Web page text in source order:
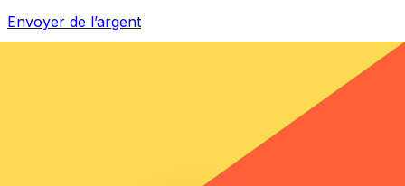
Envoyer de l’argent
Gérez votre argent et vos devises lorsque vous
L'application Xe réunit toutes les fonctionnalités
nécessaires pour vos transferts d'argent internationaux
et la gestion de vos devises. Convertissez des devises,
programmez des alertes de taux et transférez de